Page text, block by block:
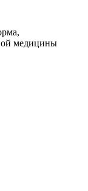
медицины